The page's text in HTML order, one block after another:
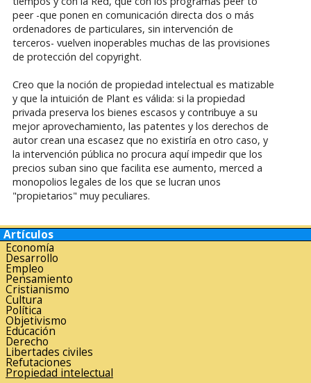
peer -que ponen en comunicación directa dos o más
ordenadores de particulares, sin intervención de
terceros- vuelven inoperables muchas de las provisiones
de protección del copyright.
Creo que la noción de propiedad intelectual es matizable
y que la intuición de Plant es válida: si la propiedad
privada preserva los bienes escasos y contribuye a su
mejor aprovechamiento, las patentes y los derechos de
autor crean una escasez que no existiría en otro caso, y
la intervención pública no procura aquí impedir que los
precios suban sino que facilita ese aumento, merced a
monopolios legales de los que se lucran unos
"propietarios" muy peculiares.
Artículos
Economía
Desarrollo
Empleo
Pensamiento
Cristianismo
Cultura
Política
Objetivismo
Educación
Derecho
Libertades civiles
Refutaciones
Propiedad intelectual